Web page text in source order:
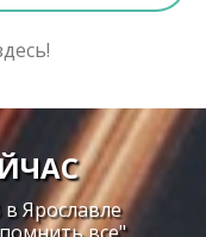
Ярославле